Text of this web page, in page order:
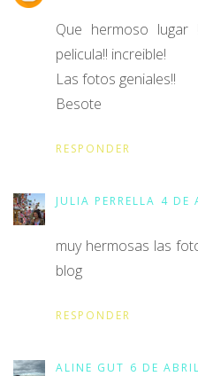
Que hermoso
pelicula!! increible!
Las fotos geniales!!
Besote
RESPONDER
JULIA PERRELLA 4 DE
muy hermosas las
blog
RESPONDER
ALINE GUT 6 DE